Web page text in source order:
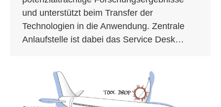
und unterstützt beim Transfer der
Technologien in die Anwendung. Zentrale
Anlaufstelle ist dabei das Service Desk…